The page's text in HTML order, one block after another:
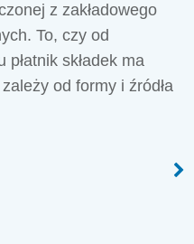
z zakładowego
To, czy od
składek ma
od formy i źródła